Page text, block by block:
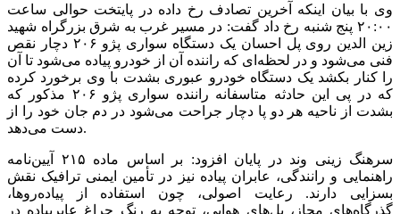
وی با بیان اینکه آخرین تصادف رخ داده در پایتخت حوالی ساعت
۲۰:۰۰ پنج شنبه رخ داد گفت: در مسیر غرب به شرق بزرگراه شهید
زین الدین روی پل احسان یک دستگاه سواری پژو ۲۰۶ دچار نقص
فنی می‌شود و در لحظه‌ای که راننده آن از خودرو پیاده می‌شود تا آن
را کنار بکشد یک دستگاه خودرو عبوری بشدت با وی برخورد کرده
که در پی این حادثه متاسفانه راننده سواری پژو ۲۰۶ مذکور که
بشدت از ناحیه هر دو پا دچار جراحت می‌شود در دم جان خود را از
دست می‌دهد.
سرهنگ زینی وند در پایان افزود: بر اساس ماده ۲۱۵ آیین‌نامه
راهنمایی و رانندگی، عابران پیاده نیز در تأمین ایمنی ترافیک نقش
بسزایی دارند. رعایت اصولی، چون استفاده از پیاده‌روها،
گذرگاه‌های مجاز، پل‌های هوایی، توجه به رنگ چراغ عابرپیاده در